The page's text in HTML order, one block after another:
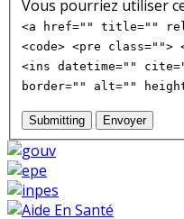
Vous pourriez utiliser
<a href="" title=""
<code> <pre class="">
<ins datetime=""
border="" alt=""
Submitting Envoyer